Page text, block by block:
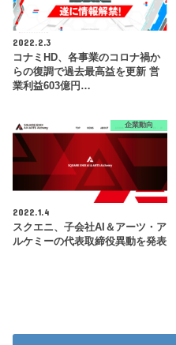
2022.2.3
コナミHD、各事業のコロナ禍か
らの復調で過去最高益を更新 営
業利益603億円…
企業動向
2022.1.4
スクエニ、子会社AI＆アーツ・ア
ルケミーの代表取締役異動を発表